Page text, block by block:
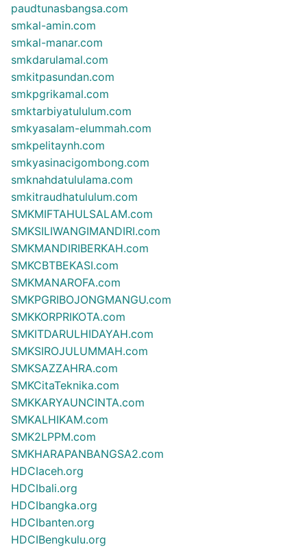
paudtunasbangsa.com
smkal-amin.com
smkal-manar.com
smkdarulamal.com
smkitpasundan.com
smkpgrikamal.com
smktarbiyatululum.com
smkyasalam-elummah.com
smkpelitaynh.com
smkyasinacigombong.com
smknahdatululama.com
smkitraudhatululum.com
SMKMIFTAHULSALAM.com
SMKSILIWANGIMANDIRI.com
SMKMANDIRIBERKAH.com
SMKCBTBEKASI.com
SMKMANAROFA.com
SMKPGRIBOJONGMANGU.com
SMKKORPRIKOTA.com
SMKITDARULHIDAYAH.com
SMKSIROJULUMMAH.com
SMKSAZZAHRA.com
SMKCitaTeknika.com
SMKKARYAUNCINTA.com
SMKALHIKAM.com
SMK2LPPM.com
SMKHARAPANBANGSA2.com
HDCIaceh.org
HDCIbali.org
HDCIbangka.org
HDCIbanten.org
HDCIBengkulu.org